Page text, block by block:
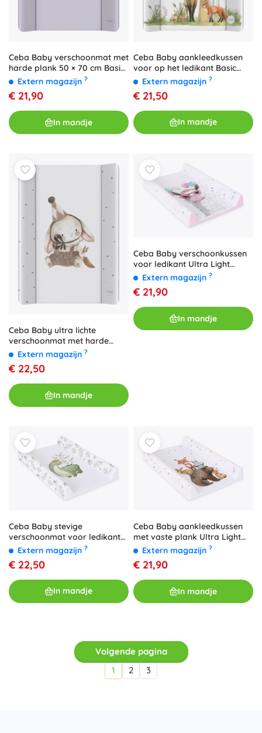
Ceba Baby verschoonmat met
harde plank 50 × 70 cm Basic
Wild Swans
Extern magazijn ?
€ 21,90
In mandje
Ceba Baby aankleedkussen
voor op het ledikant Basic
Woodland 50 × 70 cm met
Extern magazijn ?
€ 21,50
In mandje
Ceba Baby ultra lichte
verschoonmat met harde
plank 50 × 70 cm clown bunny
Extern magazijn ?
€ 22,50
In mandje
Ceba Baby verschoonkussen
voor ledikant Ultra Light
Crazy lama 50 × 70 cm
Extern magazijn ?
€ 21,90
In mandje
Ceba Baby stevige
verschoonmat voor ledikant
Ultra Light Dino King 50 × 70
Extern magazijn ?
€ 22,50
In mandje
Ceba Baby aankleedkussen
met vaste plank Ultra Light
Forest Friends 50 × 70 cm
Extern magazijn ?
€ 21,90
In mandje
Volgende pagina
1
2 3